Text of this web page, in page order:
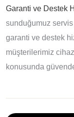
Garanti ve Destek
sunduğumuz
garanti ve destek
müşterilerimiz
konusunda